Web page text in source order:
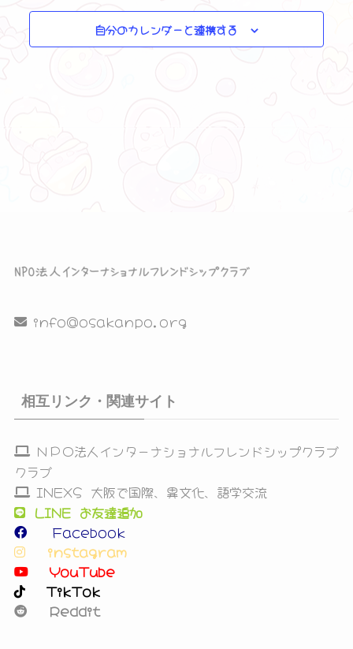
自分のカレンダーと連携する
info@osakanpo.org
相互リンク・関連サイト
ＮＰＯ法人インターナショナルフレンドシップクラブ
クラブ
INEXS 大阪で国際、異文化、語学交流
LINE お友達追加
Facebook
instagram
YouTube
TikTok
Reddit